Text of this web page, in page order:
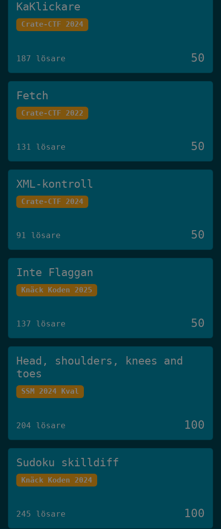
KaKlickare
Crate-CTF 2024
187 lösare 50
Fetch
Crate-CTF 2022
131 lösare 50
XML-kontroll
Crate-CTF 2024
91 lösare 50
Inte Flaggan
Knäck Koden 2025
137 lösare 50
Head, shoulders, knees and
toes
SSM 2024 Kval
204 lösare 100
Sudoku skilldiff
Knäck Koden 2024
245 lösare 100